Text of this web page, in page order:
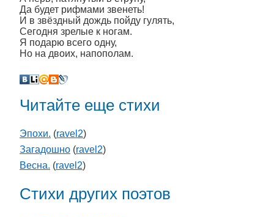
Да будет рифмами звенеть!
И в звёздный дождь пойду гулять,
Сегодня зрелые к ногам.
Я подарю всего одну,
Но на двоих, напополам.
Читайте еще стихи
Эпохи. (ravel2)
Загадошно (ravel2)
Весна. (ravel2)
Стихи других поэтов